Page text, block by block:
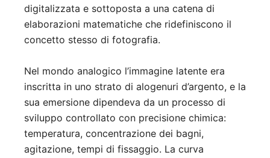
digitalizzata e sottoposta a una catena di
elaborazioni matematiche che ridefiniscono il
concetto stesso di fotografia.
Nel mondo analogico l’immagine latente era
inscritta in uno strato di alogenuri d’argento, e la
sua emersione dipendeva da un processo di
sviluppo controllato con precisione chimica:
temperatura, concentrazione dei bagni,
agitazione, tempi di fissaggio. La curva